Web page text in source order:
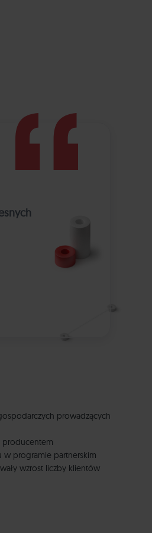
prowadzących
producentem
w programie partnerskim
wzrost liczby klientów